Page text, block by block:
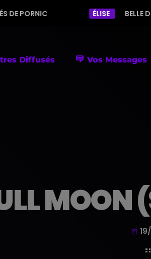
ÉLISE BELLE DÉCOUVERTE
Diffusés Vos Messages
MOON
today